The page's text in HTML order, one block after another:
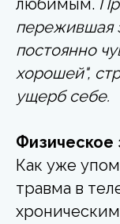
любимым.
пережившая
постоянно
хорошей",
ущерб себе.
Физическое
Как уже
травма в